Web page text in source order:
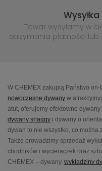
Towar wysyłamy w
otrzymania płatności lub
W CHEMEX zakupią Państwo
nowoczesne dywany w
atut, oferujemy efektowne
dywany shaggy i dywany o
dywan to nie wszystko, co można
Także prowadzimy sprzedaż
chodników i wycieraczek oraz
CHEMEX – dywany, wykładziny